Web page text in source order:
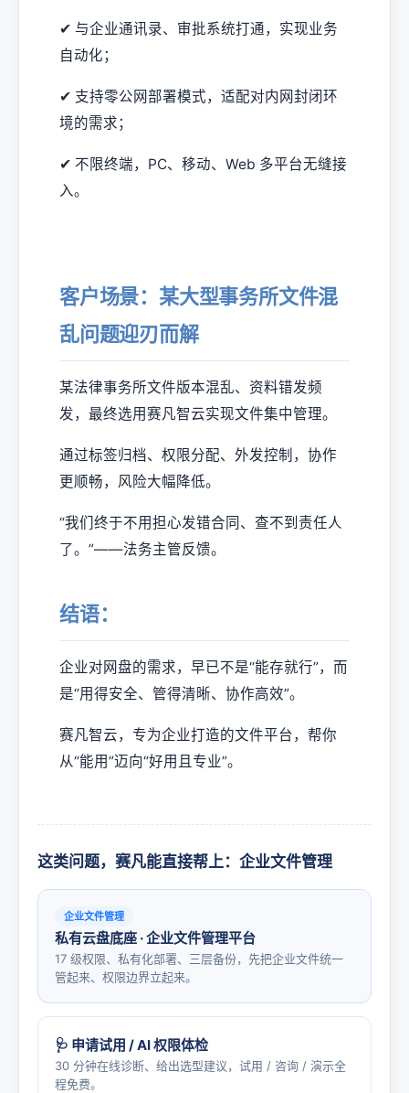
✔ 与企业通讯录、审批系统打通，实现业务
自动化；
✔ 支持零公网部署模式，适配对内网封闭环
境的需求；
✔ 不限终端，PC、移动、Web 多平台无缝接
入。
客户场景：某大型事务所文件混
乱问题迎刃而解
某法律事务所文件版本混乱、资料错发频
发，最终选用赛凡智云实现文件集中管理。
通过标签归档、权限分配、外发控制，协作
更顺畅，风险大幅降低。
“我们终于不用担心发错合同、查不到责任人
了。”——法务主管反馈。
结语：
企业对网盘的需求，早已不是“能存就行”，而
是“用得安全、管得清晰、协作高效”。
赛凡智云，专为企业打造的文件平台，帮你
从“能用”迈向“好用且专业”。
这类问题，赛凡能直接帮上：企业文件管理
企业文件管理
私有云盘底座 · 企业文件管理平台
17 级权限、私有化部署、三层备份，先把企业文件统一
管起来、权限边界立起来。
🩺 申请试用 / AI 权限体检
30 分钟在线诊断、给出选型建议，试用 / 咨询 / 演示全
程免费。